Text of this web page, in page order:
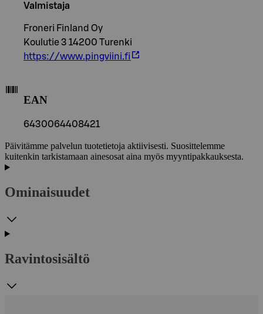
Valmistaja
Froneri Finland Oy
Koulutie 3 14200 Turenki
https://www.pingviini.fi
EAN
6430064408421
Päivitämme palvelun tuotetietoja aktiivisesti. Suosittelemme
kuitenkin tarkistamaan ainesosat aina myös myyntipakkauksesta.
Ominaisuudet
Ravintosisältö